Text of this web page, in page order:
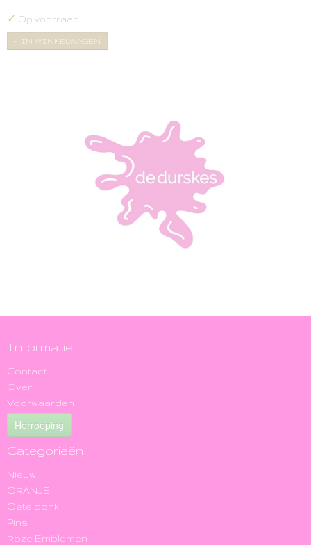
✓ Op voorraad
IN WINKELWAGEN
Informatie
Contact
Over
Voorwaarden
Herroeping
Categorieën
Nieuw
ORANJE
Oeteldonk
Pins
Roze Emblemen